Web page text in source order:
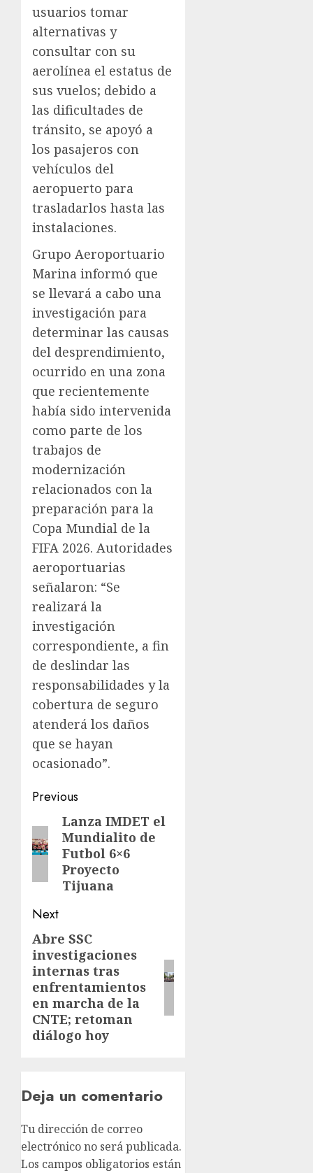
usuarios tomar
alternativas y
consultar con su
aerolínea el estatus de
sus vuelos; debido a
las dificultades de
tránsito, se apoyó a
los pasajeros con
vehículos del
aeropuerto para
trasladarlos hasta las
instalaciones.
Grupo Aeroportuario
Marina informó que
se llevará a cabo una
investigación para
determinar las causas
del desprendimiento,
ocurrido en una zona
que recientemente
había sido intervenida
como parte de los
trabajos de
modernización
relacionados con la
preparación para la
Copa Mundial de la
FIFA 2026. Autoridades
aeroportuarias
señalaron: “Se
realizará la
investigación
correspondiente, a fin
de deslindar las
responsabilidades y la
cobertura de seguro
atenderá los daños
que se hayan
ocasionado”.
Previous
Lanza IMDET el
Mundialito de
Futbol 6×6
Proyecto
Tijuana
Next
Abre SSC
investigaciones
internas tras
enfrentamientos
en marcha de la
CNTE; retoman
diálogo hoy
Deja un comentario
Tu dirección de correo
electrónico no será publicada.
Los campos obligatorios están